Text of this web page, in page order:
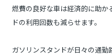
燃費の良好な車は経済的に助
ドの利用回数も減らせます。
ガソリンスタンドが日々の通